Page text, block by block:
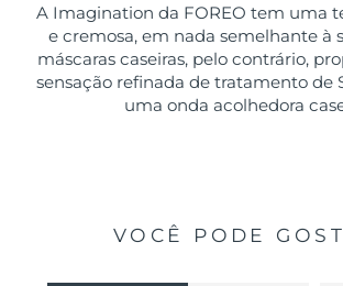
A Imagination da FOREO tem uma
e cremosa, em nada semelhante à
máscaras caseiras, pelo contrário,
sensação refinada de tratamento de
uma onda acolhedora
VOCÊ PODE